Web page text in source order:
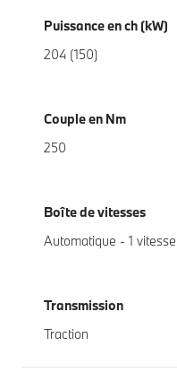
Puissance en ch (kW)
204 (150)
Couple en Nm
250
Boîte de vitesses
Automatique - 1 vitesse
Transmission
Traction